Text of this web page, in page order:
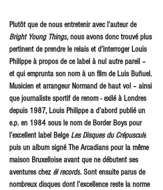
Plutôt que de nous entretenir avec l’auteur de
Bright Young Things, nous avons donc trouvé plus
pertinent de prendre le relais et d’interroger Louis
Philippe à propos de ce label à nul autre pareil –
et qui emprunta son nom à un film de Luis Buñuel.
Musicien et arrangeur Normand de haut vol – ainsi
que journaliste sportif de renom - exilé à Londres
depuis 1987, Louis Philippe a d’abord publié un
e.p. en 1984 sous le nom de Border Boys pour
l’excellent label Belge Les Disques du Crépuscule
puis un album signé The Arcadians pour la même
maison Bruxelloise avant que ne débutent ses
aventures chez él records. Sont ensuite parus de
nombreux disques dont l’excellence reste la norme